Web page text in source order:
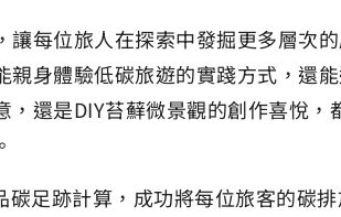
每位旅人在探索中發掘更多層次
身體驗低碳旅遊的實踐方式，還
還是DIY苔蘚微景觀的創作喜悅
足跡計算，成功將每位旅客的碳